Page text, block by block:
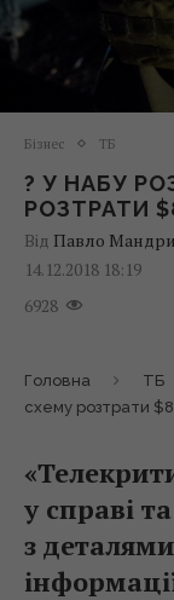
Бізнес ТБ
? У НАБУ
РОЗТРАТИ
Від Павло
14.12.2018 18:19
6928
Головна ТБ
схему розтрати
у справі
з